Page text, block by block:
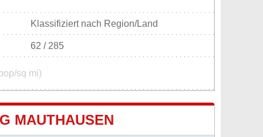
Klassifiziert nach Region/Land
62 / 285
sq mi)
MAUTHAUSEN